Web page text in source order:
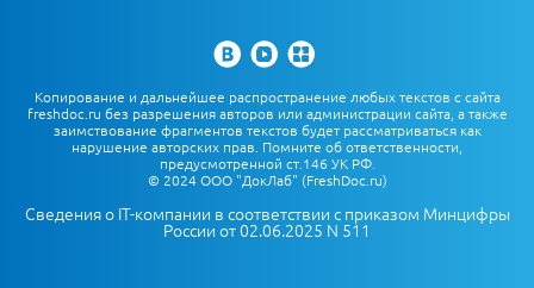
Копирование и дальнейшее распространение любых текстов с сайта
freshdoc.ru без разрешения авторов или администрации сайта, а также
заимствование фрагментов текстов будет рассматриваться как
нарушение авторских прав. Помните об ответственности,
предусмотренной ст.146 УК РФ.
© 2024 ООО "ДокЛаб" (FreshDoc.ru)
Сведения о IT-компании в соответствии с приказом Минцифры
России от 02.06.2025 N 511